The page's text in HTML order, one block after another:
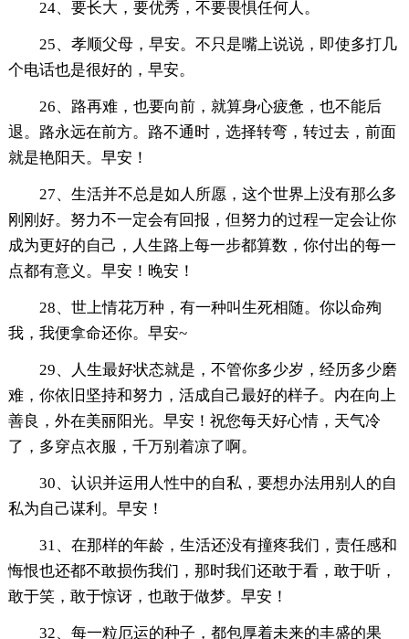
24、要长大，要优秀，不要畏惧任何人。
25、孝顺父母，早安。不只是嘴上说说，即使多打几
个电话也是很好的，早安。
26、路再难，也要向前，就算身心疲惫，也不能后
退。路永远在前方。路不通时，选择转弯，转过去，前面
就是艳阳天。早安！
27、生活并不总是如人所愿，这个世界上没有那么多
刚刚好。努力不一定会有回报，但努力的过程一定会让你
成为更好的自己，人生路上每一步都算数，你付出的每一
点都有意义。早安！晚安！
28、世上情花万种，有一种叫生死相随。你以命殉
我，我便拿命还你。早安~
29、人生最好状态就是，不管你多少岁，经历多少磨
难，你依旧坚持和努力，活成自己最好的样子。内在向上
善良，外在美丽阳光。早安！祝您每天好心情，天气冷
了，多穿点衣服，千万别着凉了啊。
30、认识并运用人性中的自私，要想办法用别人的自
私为自己谋利。早安！
31、在那样的年龄，生活还没有撞疼我们，责任感和
悔恨也还都不敢损伤我们，那时我们还敢于看，敢于听，
敢于笑，敢于惊讶，也敢于做梦。早安！
32、每一粒厄运的种子，都包厚着未来的丰盛的果